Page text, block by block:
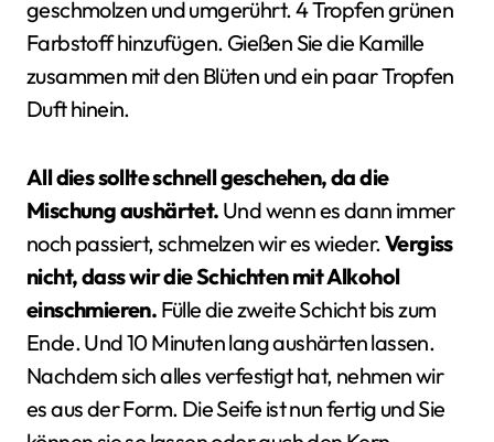
geschmolzen und umgerührt. 4 Tropfen grünen
Farbstoff hinzufügen. Gießen Sie die Kamille
zusammen mit den Blüten und ein paar Tropfen
Duft hinein.
All dies sollte schnell geschehen, da die
Mischung aushärtet. Und wenn es dann immer
noch passiert, schmelzen wir es wieder.Vergiss
nicht, dass wir die Schichten mit Alkohol
einschmieren. Fülle die zweite Schicht bis zum
Ende. Und 10 Minuten lang aushärten lassen.
Nachdem sich alles verfestigt hat, nehmen wir
es aus der Form. Die Seife ist nun fertig und Sie